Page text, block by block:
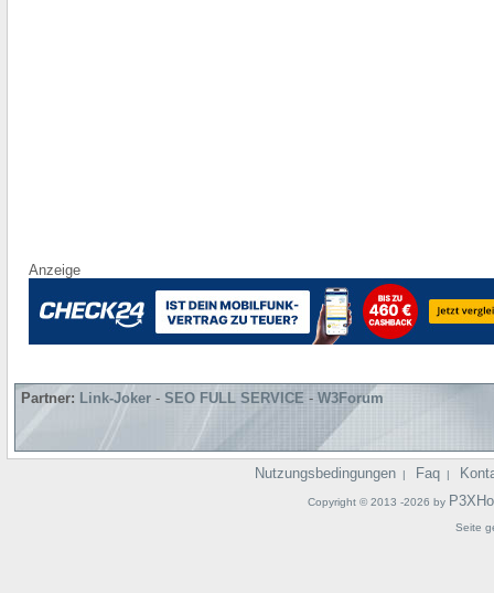
Anzeige
Partner: Link-Joker - SEO FULL SERVICE - W3Forum
Nutzungsbedingungen | Faq |
Copyright © 2013 -2026 by
Seite